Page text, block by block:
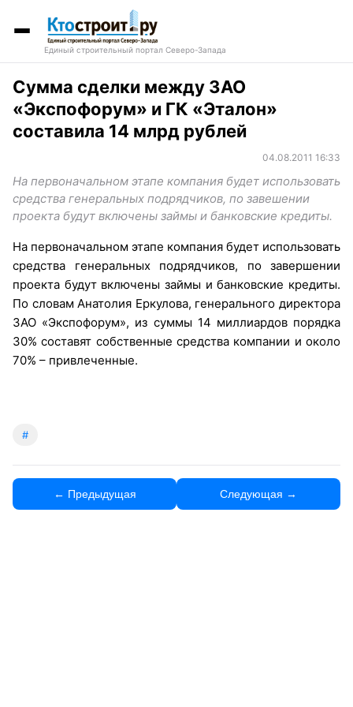
Единый строительный портал Северо-Запада
Сумма сделки между ЗАО
«Экспофорум» и ГК «Эталон»
составила 14 млрд рублей
04.08.2011 16:33
На первоначальном этапе компания будет использовать
средства генеральных подрядчиков, по завешении
проекта будут включены займы и банковские кредиты.
На первоначальном этапе компания будет использовать
средства генеральных подрядчиков, по завершении
проекта будут включены займы и банковские кредиты.
По словам Анатолия Еркулова, генерального директора
ЗАО «Экспофорум», из суммы 14 миллиардов порядка
30% составят собственные средства компании и около
70% – привлеченные.
#
← Предыдущая Следующая →